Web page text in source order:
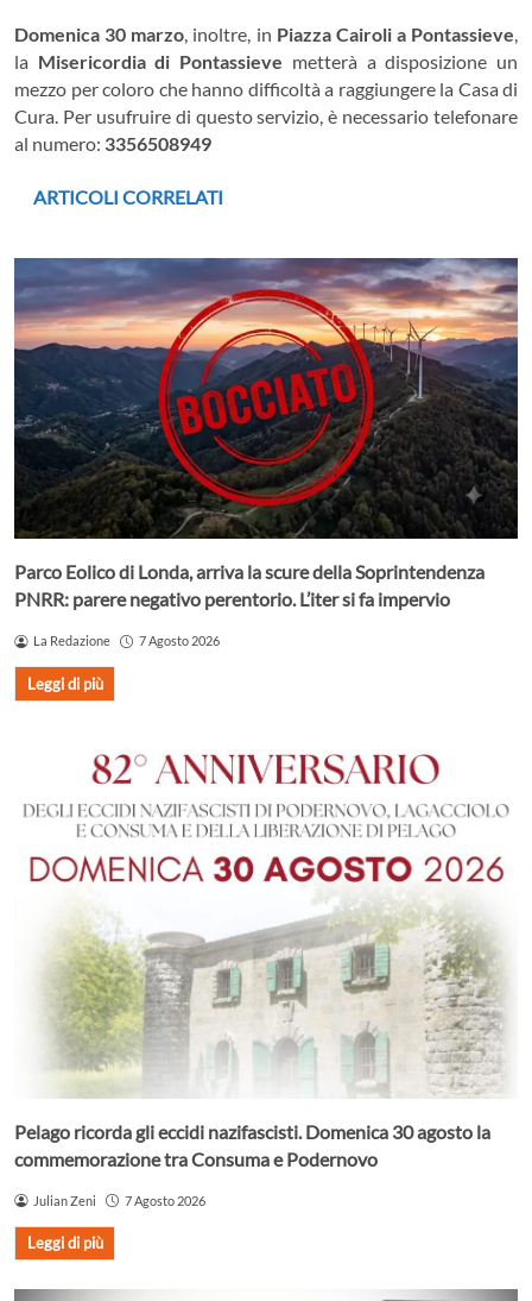
Domenica 30 marzo, inoltre, in Piazza Cairoli a Pontassieve,
la Misericordia di Pontassieve metterà a disposizione un
mezzo per coloro che hanno difficoltà a raggiungere la Casa di
Cura. Per usufruire di questo servizio, è necessario telefonare
al numero: 3356508949
ARTICOLI CORRELATI
Parco Eolico di Londa, arriva la scure della Soprintendenza
PNRR: parere negativo perentorio. L’iter si fa impervio
La Redazione 7 Agosto 2026
Leggi di più
Pelago ricorda gli eccidi nazifascisti. Domenica 30 agosto la
commemorazione tra Consuma e Podernovo
Julian Zeni 7 Agosto 2026
Leggi di più